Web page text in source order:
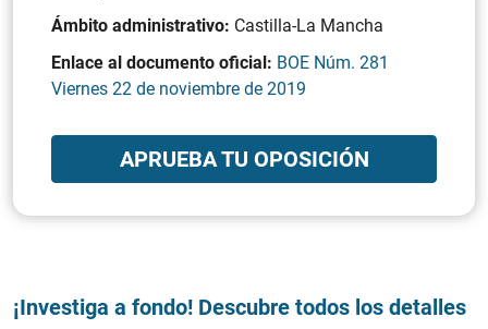
Ámbito administrativo: Castilla-La Mancha
Enlace al documento oficial: BOE Núm. 281
Viernes 22 de noviembre de 2019
APRUEBA TU OPOSICIÓN
¡Investiga a fondo! Descubre todos los detalles